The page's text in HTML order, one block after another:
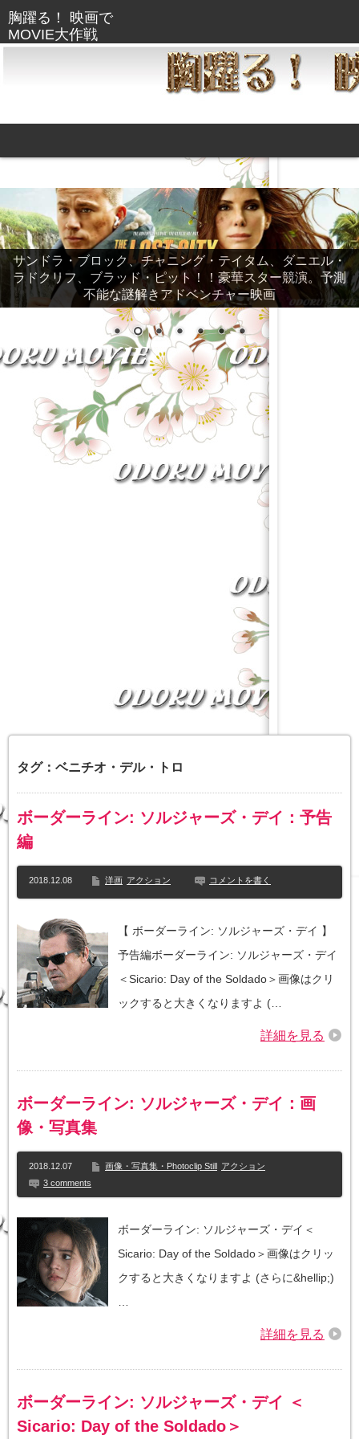
サンドラ・ブロック、チャニング・テイタム、ダニエル・
ラドクリフ、ブラッド・ピット！！豪華スター競演。予測
不能な謎解きアドベンチャー映画
タグ：ベニチオ・デル・トロ
ボーダーライン: ソルジャーズ・デイ：予告
編
2018.12.08 洋画 アクション コメントを書く
【 ボーダーライン: ソルジャーズ・デイ 】
予告編ボーダーライン: ソルジャーズ・デイ
＜Sicario: Day of the Soldado＞画像はクリ
ックすると大きくなりますよ (…
詳細を見る
ボーダーライン: ソルジャーズ・デイ：画
像・写真集
2018.12.07 画像・写真集・Photoclip Still
アクション
3 comments
ボーダーライン: ソルジャーズ・デイ＜
Sicario: Day of the Soldado＞画像はクリッ
クすると大きくなりますよ (さらに&hellip;)
…
詳細を見る
ボーダーライン: ソルジャーズ・デイ ＜
Sicario: Day of the Soldado＞